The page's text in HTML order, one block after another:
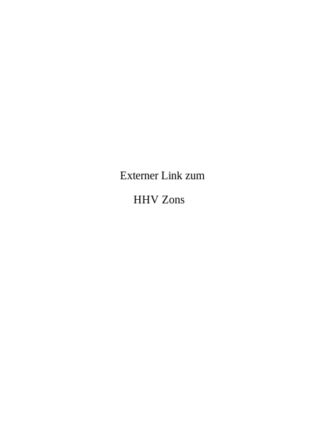
Externer Link zum
HHV Zons